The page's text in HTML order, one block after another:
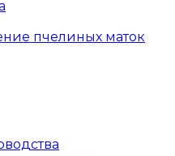
пчелиных маток